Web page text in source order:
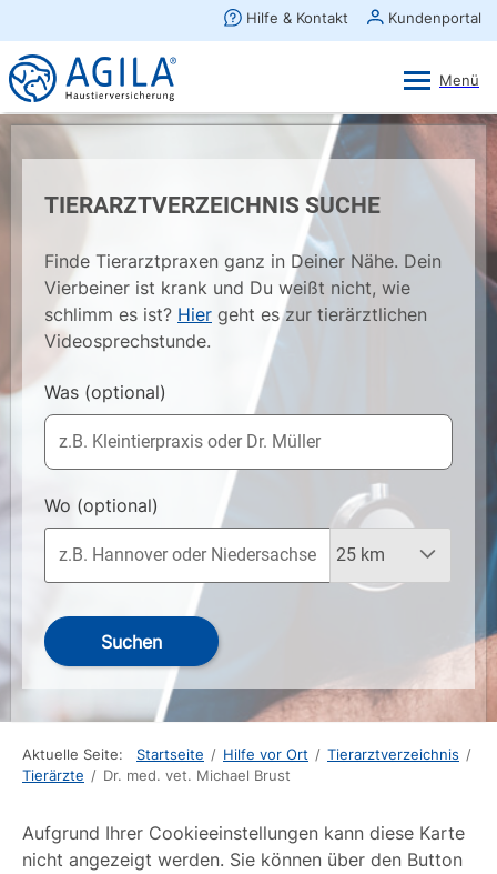
TIERARZTVERZEICHNIS SUCHE
Finde Tierarztpraxen ganz in Deiner Nähe. Dein
Vierbeiner ist krank und Du weißt nicht, wie
schlimm es ist? Hier geht es zur tierärztlichen
Videosprechstunde.
Was (optional)
Wo (optional)
Suchen
Aktuelle Seite: Startseite / Hilfe vor Ort / Tierarztverzeichnis /
Tierärzte / Dr. med. vet. Michael Brust
Aufgrund Ihrer Cookieeinstellungen kann diese Karte
nicht angezeigt werden. Sie können über den Button
×
AGILA Kunden-App
Gratis - Im Play Store laden
Ansehen